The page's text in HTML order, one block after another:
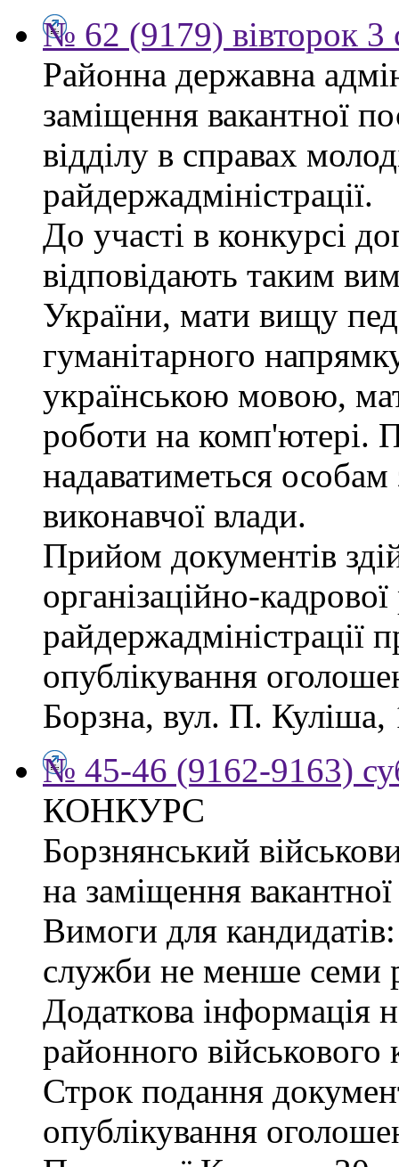
№ 62 (9179) вівторок 3
Районна державна
заміщення вакантної
відділу в справах
райдержадміністрації.
До участі в конкурсі
відповідають таким
України, мати вищу
гуманітарного
українською мовою,
роботи на комп'ютері.
надаватиметься
виконавчої влади.
Прийом документів
організаційно-
райдержадміністрації
опублікування
Борзна, вул. П.
№ 45-46 (9162-9163)
КОНКУРС
Борзнянський
на заміщення
Вимоги для
служби не менше семи
Додаткова інформація
районного військового
Строк подання
опублікування